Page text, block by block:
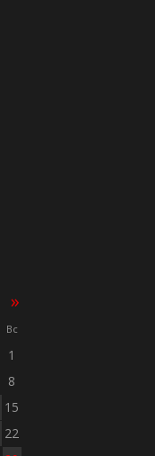
»
Вс
1
8
15
22